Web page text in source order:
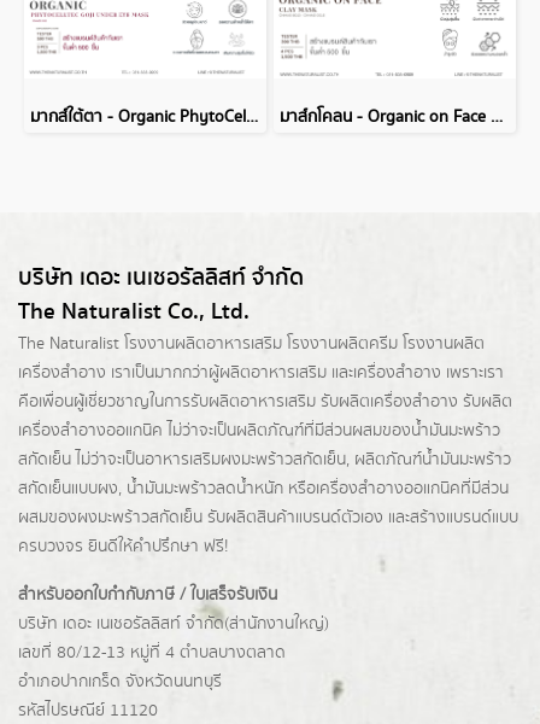
มากส์ใต้ตา - Organic PhytoCellTec Goji Under Eye mask มาส์กโคลน - Organic on Face Clay Mask
บริษัท เดอะ เนเชอรัลลิสท์ จำกัด
The Naturalist Co., Ltd.
The Naturalist โรงงานผลิตอาหารเสริม โรงงานผลิตครีม โรงงานผลิต
เครื่องสำอาง เราเป็นมากกว่าผู้ผลิตอาหารเสริม และเครื่องสำอาง เพราะเรา
คือเพื่อนผู้เชี่ยวชาญในการรับผลิตอาหารเสริม รับผลิตเครื่องสำอาง รับผลิต
เครื่องสำอางออแกนิค ไม่ว่าจะเป็นผลิตภัณฑ์ที่มีส่วนผสมของน้ำมันมะพร้าว
สกัดเย็น ไม่ว่าจะเป็นอาหารเสริมผงมะพร้าวสกัดเย็น, ผลิตภัณฑ์น้ำมันมะพร้าว
สกัดเย็นแบบผง, น้ำมันมะพร้าวลดน้ำหนัก หรือเครื่องสำอางออแกนิคที่มีส่วน
ผสมของผงมะพร้าวสกัดเย็น รับผลิตสินค้าแบรนด์ตัวเอง และสร้างแบรนด์แบบ
ครบวงจร ยินดีให้คำปรึกษา ฟรี!
สำหรับออกใบกำกับภาษี / ใบเสร็จรับเงิน
บริษัท เดอะ เนเชอรัลลิสท์ จำกัด(ส่านักงานใหญ่)
เลขที่ 80/12-13 หมู่ที่ 4 ตำบลบางตลาด
อำเภอปากเกร็ด จังหวัดนนทบุรี
รหัสไปรษณีย์ 11120